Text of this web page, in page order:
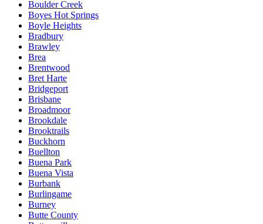
Boulder Creek
Boyes Hot Springs
Boyle Heights
Bradbury
Brawley
Brea
Brentwood
Bret Harte
Bridgeport
Brisbane
Broadmoor
Brookdale
Brooktrails
Buckhorn
Buellton
Buena Park
Buena Vista
Burbank
Burlingame
Burney
Butte County